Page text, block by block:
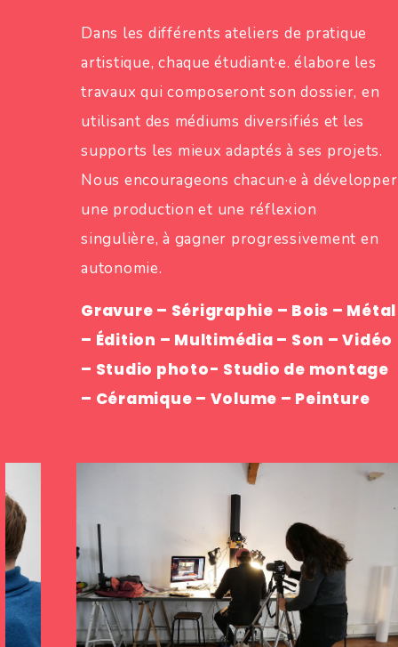
Dans les différents ateliers de pratique
artistique, chaque étudiant·e. élabore les
travaux qui composeront son dossier, en
utilisant des médiums diversifiés et les
supports les mieux adaptés à ses projets.
Nous encourageons chacun·e à développer
une production et une réflexion
singulière, à gagner progressivement en
autonomie.
Gravure – Sérigraphie – Bois – Métal
– Édition – Multimédia – Son – Vidéo
– Studio photo- Studio de montage
– Céramique – Volume – Peinture